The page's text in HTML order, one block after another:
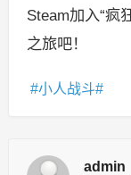
Steam加入“疯
之旅吧！
小人战斗
admin